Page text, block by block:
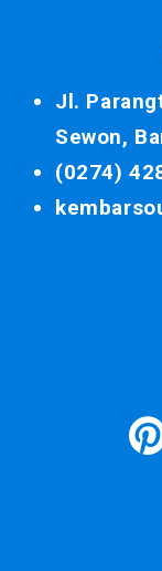
Jl.
Sewon,
(0274)